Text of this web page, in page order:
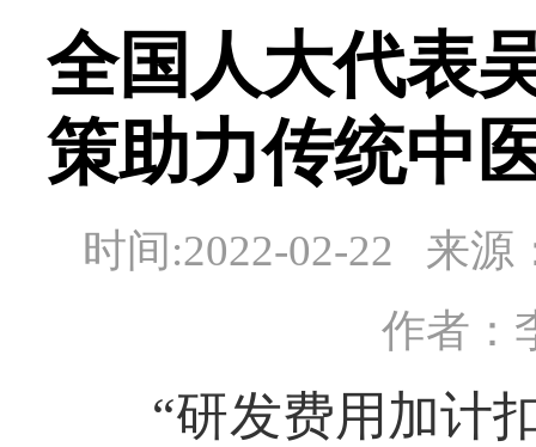
全国人大代表
策助力传统中
时间:2022-02-22 来源
作者：
“研发费用加计扣